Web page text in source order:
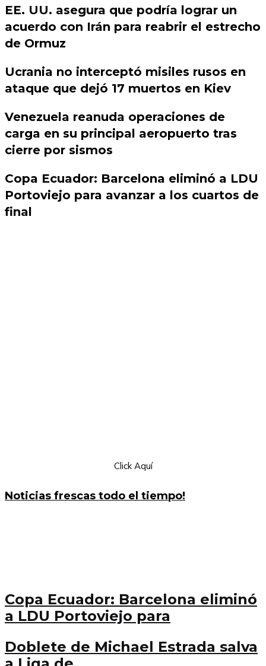
EE. UU. asegura que podría lograr un
acuerdo con Irán para reabrir el estrecho
de Ormuz
Ucrania no interceptó misiles rusos en
ataque que dejó 17 muertos en Kiev
Venezuela reanuda operaciones de
carga en su principal aeropuerto tras
cierre por sismos
Copa Ecuador: Barcelona eliminó a LDU
Portoviejo para avanzar a los cuartos de
final
Click Aquí
Noticias frescas todo el tiempo!
Copa Ecuador: Barcelona eliminó
a LDU Portoviejo para
Doblete de Michael Estrada salva